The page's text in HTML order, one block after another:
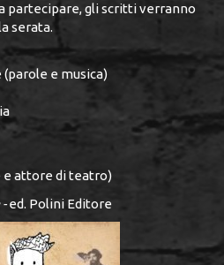
partecipare, gli scritti verranno
serata.
e musica)
e attore di teatro)
-ed. Polini Editore